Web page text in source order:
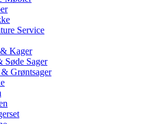
Service
Kager
Søde Sager
Grøntsager